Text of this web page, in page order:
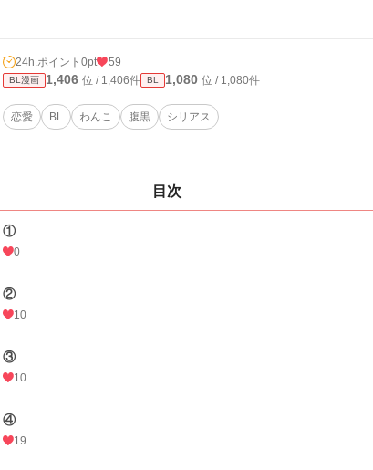
24h.ポイント 0pt 59
BL漫画 1,406 位 / 1,406件 BL 1,080 位 / 1,080件
恋愛 BL わんこ 腹黒 シリアス
目次
①
0
②
10
③
10
④
19